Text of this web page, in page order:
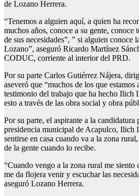
de Lozano Herrera.
“Tenemos a alguien aquí, a quien ha
muchos años, conoce a su gente, conoce
de sus necesidades”, ” si alguien conoce
Lozano”, aseguró Ricardo Martínez
CODUC, corriente al interior del PRD.
Por su parte Carlos Gutiérrez Nájera,
aseveró que “muchos de los que estamos
testimonio del trabajo que ha hecho Ilich
esto a través de las obra social y obra
Por su parte, el aspirante a la
presidencia municipal de Acapulco, Ilich
sentirse en casa cuando va a la zona
de la gente cuando lo recibe.
“Cuando vengo a la zona rural me siento
me da flojera venir y escuchar las
aseguró Lozano Herrera.